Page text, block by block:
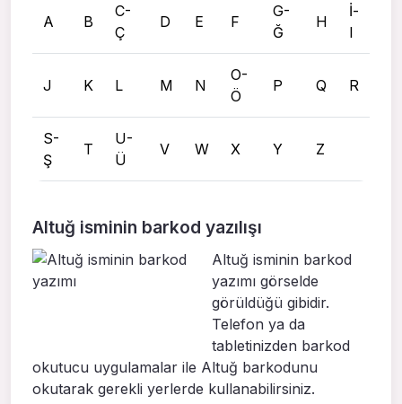
A B
C-
Ç
D E F
G-
Ğ
H
İ-
I
J K L M N
O-
Ö
P Q R
S-
Ş
T
U-
Ü
V W X Y Z
Altuğ isminin barkod yazılışı
Altuğ isminin barkod
yazımı görselde
görüldüğü gibidir.
Telefon ya da
tabletinizden barkod
okutucu uygulamalar ile Altuğ barkodunu
okutarak gerekli yerlerde kullanabilirsiniz.